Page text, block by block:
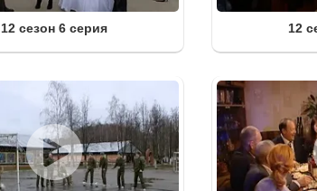
12 сезон 6 серия 12